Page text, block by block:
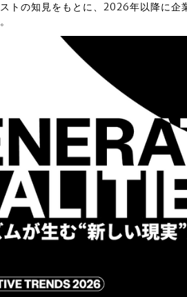
トの知見をもとに、2026年以降に企